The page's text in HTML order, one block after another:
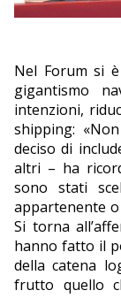
Nel Forum si
gigantismo
intenzioni,
shipping:
deciso di
altri – ha
sono stati
appartenente
Si torna
hanno fatto il
della catena
frutto quello